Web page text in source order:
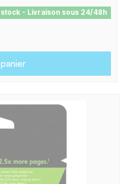
stock - Livraison sous 24/48h